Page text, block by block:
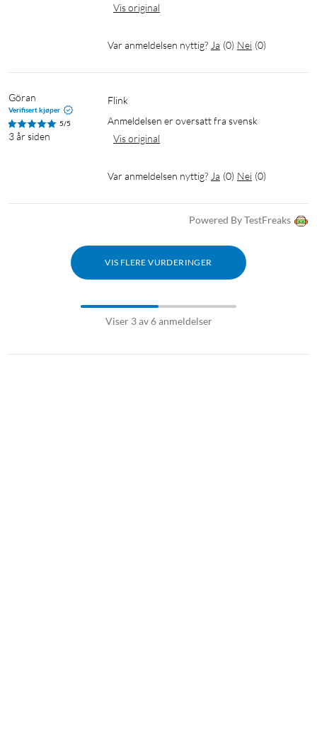
Vis original
Var anmeldelsen nyttig? Ja (0) Nei (0)
Göran
Verifisert kjøper
5/5
3 år siden
Flink
Anmeldelsen er oversatt fra svensk
Vis original
Var anmeldelsen nyttig? Ja (0) Nei (0)
Powered By TestFreaks
VIS FLERE VURDERINGER
Viser 3 av 6 anmeldelser